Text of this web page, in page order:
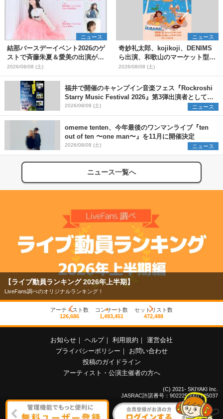
ニュース
結那バースデーイベント2026のゲ
ストで斉藤朱夏＆愛美の出演が決
定
2026/08/08 (土)
ニュース
奇妙礼太郎、kojikoji、DENIMS
ら出演、和歌山のマーケット型野
外イベント『PICNIC JAM
2026』早割チケット発売開始
2026/08/08 (土)
福井で開催のキャンプイン音楽フェス『Rockroshi
Starry Music Festival 2026』第3弾出演者として
SCOOBIE DO、かりゆし58、Reiを発表
2026/08/08 (土) ニュース
omeme tenten、今年最後のワンマンライブ『ten
out of ten 〜one man〜』を11月に開催決定
2026/08/08 (土) ニュース
ニュース一覧へ
【ライブ動員ランキング 2026年上半期】
LiveFans調べのオリジナルランキング！
アーティスト数
126,686
コンサート数
1,493,451
セットリスト数
472,488
お知らせ ｜ ヘルプ｜ 利用規約 ｜ 運営会社
プライバシーポリシー ｜
お問い合わせ
投稿のガイドライン
アーティスト・公演主催者の方へ
(C) 2021- SKIYAKI Inc.
JASRAC許諾番号：9022255001Y45037